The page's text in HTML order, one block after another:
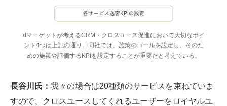
dマーケットが考えるCRM・クロスユース促進において大切なポイ
ント4つは上記の通り。同社では、施策のゴールを設定し、そのた
めの施策や評価するKPIを設定することが重要だと考えている。
長谷川氏： 我々の場合は20種類のサービスを束ねていま
すので、クロスユースしてくれるユーザーをロイヤルユ